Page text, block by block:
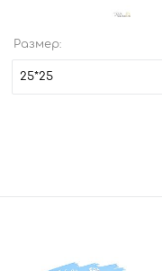
Размер:
25*25